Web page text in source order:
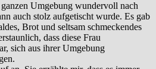
Umgebung wundervoll nach
auch stolz aufgetischt wurde. Es gab
Brot und seltsam schmeckendes
dass diese Frau
sich aus ihrer Umgebung